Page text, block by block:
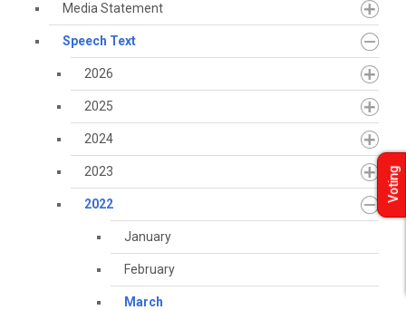
Media Statement
Speech Text
2026
2025
2024
2023
2022
January
February
March
Voting